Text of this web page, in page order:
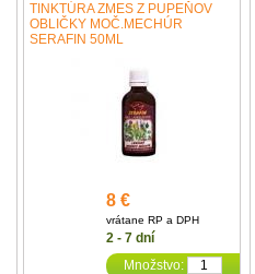
TINKTÚRA ZMES Z PUPEŇOV
OBLIČKY MOČ.MECHÚR
SERAFIN 50ML
8 €
vrátane RP a DPH
2 - 7 dní
Množstvo: